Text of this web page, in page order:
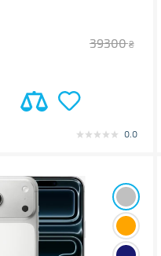
39300 ₴
0.0